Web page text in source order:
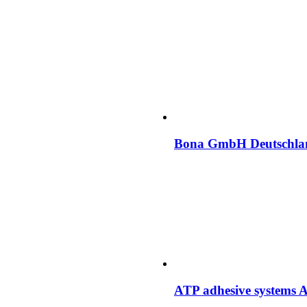
Bona GmbH
ATP adhesive systems